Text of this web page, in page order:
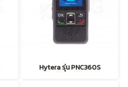
Hytera รุ่น PNC360S